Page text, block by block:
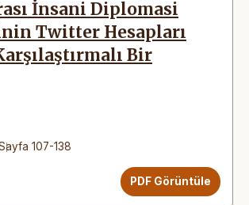
İnsani Diplomasi
Twitter Hesapları
Bir
107-138
PDF Görüntüle